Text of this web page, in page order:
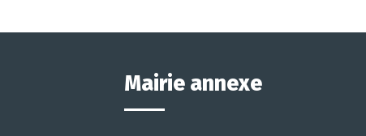
Mairie annexe